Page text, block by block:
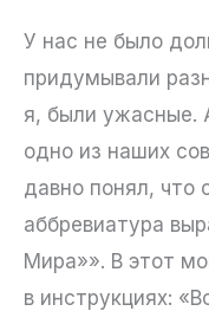
У нас не было
придумывали
я, были ужасные.
одно из наших
давно понял, что
аббревиатура
Мира»». В этот
в инструкциях: